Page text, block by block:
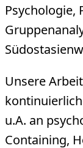
Psychologie,
Unsere
u.A. an
Containing,